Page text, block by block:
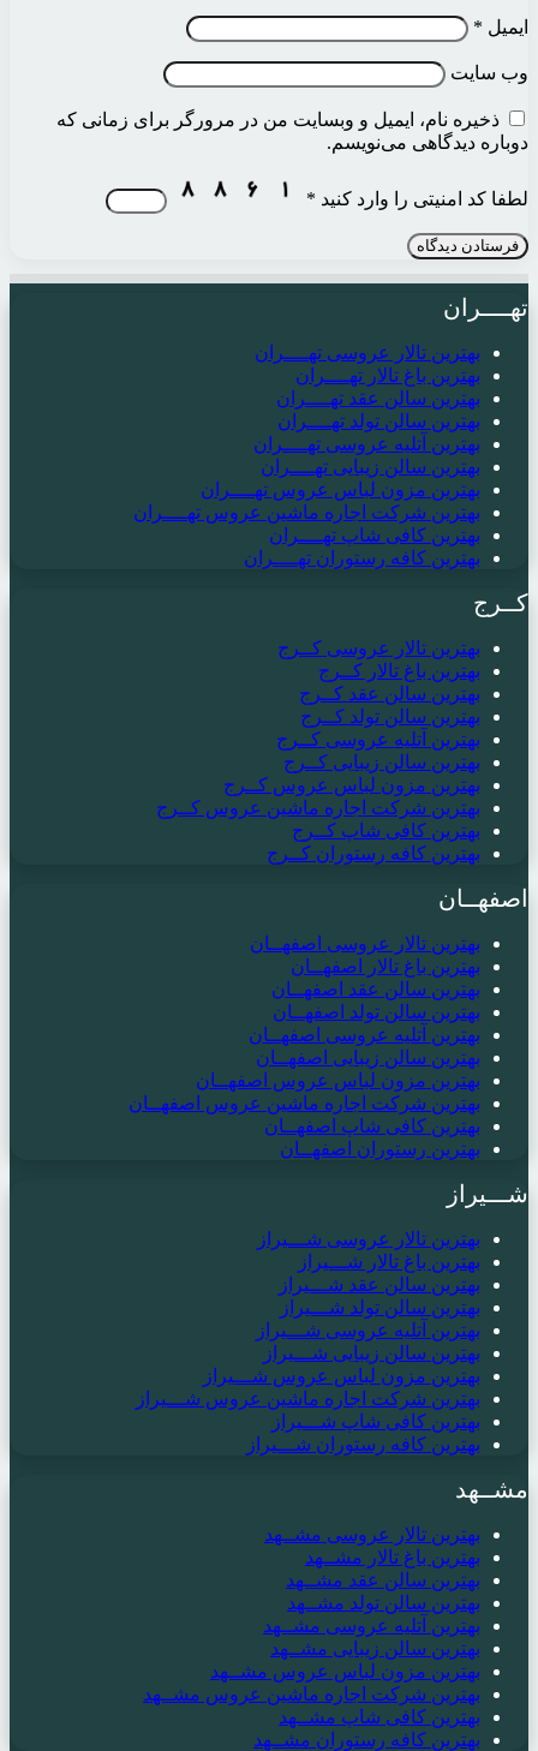
ایمیل *
وب‌ سایت
ذخیره نام، ایمیل و وبسایت من در مرورگر برای زمانی که
دوباره دیدگاهی می‌نویسم.
لطفا کد امنیتی را وارد کنید *
تهــــران
بهترین تالار عروسی تهــــران
بهترین باغ تالار تهــــران
بهترین سالن عقد تهــــران
بهترین سالن تولد تهــــران
بهترین آتلیه عروسی تهــــران
بهترین سالن زیبایی تهــــران
بهترین مزون لباس عروس تهــــران
بهترین شرکت اجاره ماشین عروس تهــــران
بهترین کافی شاپ تهــــران
بهترین کافه رستوران تهــــران
کــرج
بهترین تالار عروسی کــرج
بهترین باغ تالار کــرج
بهترین سالن عقد کــرج
بهترین سالن تولد کــرج
بهترین آتلیه عروسی کــرج
بهترین سالن زیبایی کــرج
بهترین مزون لباس عروس کــرج
بهترین شرکت اجاره ماشین عروس کــرج
بهترین کافی شاپ کــرج
بهترین کافه رستوران کــرج
اصفهــان
بهترین تالار عروسی اصفهــان
بهترین باغ تالار اصفهــان
بهترین سالن عقد اصفهــان
بهترین سالن تولد اصفهــان
بهترین آتلیه عروسی اصفهــان
بهترین سالن زیبایی اصفهــان
بهترین مزون لباس عروس اصفهــان
بهترین شرکت اجاره ماشین عروس اصفهــان
بهترین کافی شاپ اصفهــان
بهترین رستوران اصفهــان
شـــیراز
بهترین تالار عروسی شـــیراز
بهترین باغ تالار شـــیراز
بهترین سالن عقد شـــیراز
بهترین سالن تولد شـــیراز
بهترین آتلیه عروسی شـــیراز
بهترین سالن زیبایی شـــیراز
بهترین مزون لباس عروس شـــیراز
بهترین شرکت اجاره ماشین عروس شـــیراز
بهترین کافی شاپ شـــیراز
بهترین کافه رستوران شـــیراز
مشــهد
بهترین تالار عروسی مشــهد
بهترین باغ تالار مشــهد
بهترین سالن عقد مشــهد
بهترین سالن تولد مشــهد
بهترین آتلیه عروسی مشــهد
بهترین سالن زیبایی مشــهد
بهترین مزون لباس عروس مشــهد
بهترین شرکت اجاره ماشین عروس مشــهد
بهترین کافی شاپ مشــهد
بهترین کافه رستوران مشــهد